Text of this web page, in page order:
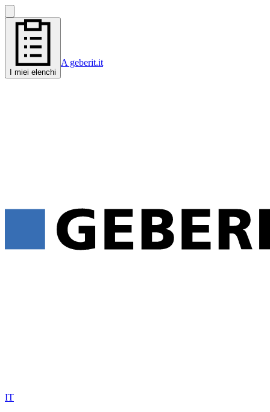
I miei elenchi
A geberit.it
IT